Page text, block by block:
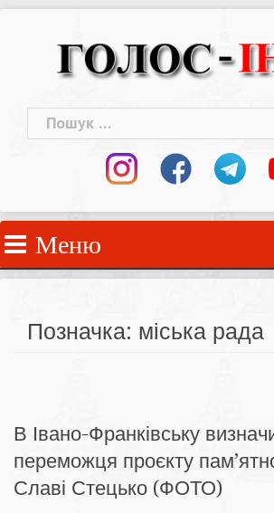
Пошук:
Меню
Позначка: міська рада
В Івано-Франківську
переможця проєкту
Славі Стецько (ФОТО)